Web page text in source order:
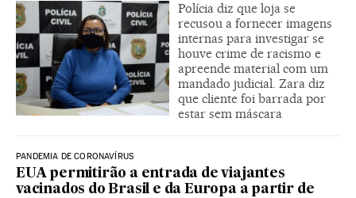
Polícia diz que loja se
recusou a fornecer imagens
internas para investigar se
houve crime de racismo e
apreende material com um
mandado judicial. Zara diz
que cliente foi barrada por
estar sem máscara
PANDEMIA DE CORONAVÍRUS
EUA permitirão a entrada de viajantes
vacinados do Brasil e da Europa a partir de